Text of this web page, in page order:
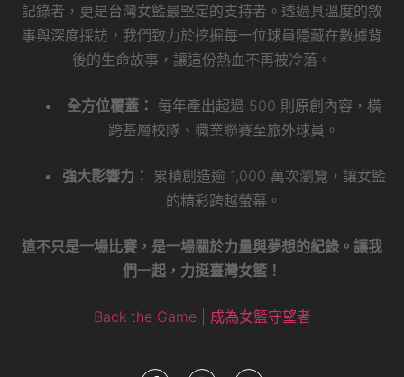
記錄者，更是台灣女籃最堅定的支持者。透過具溫度的敘
事與深度採訪，我們致力於挖掘每一位球員隱藏在數據背
後的生命故事，讓這份熱血不再被冷落。
全方位覆蓋： 每年產出超過 500 則原創內容，橫
跨基層校隊、職業聯賽至旅外球員。
強大影響力：
累積創造逾 1,000 萬次瀏覽，讓女籃
的精彩跨越螢幕。
這不只是一場比賽，是一場關於力量與夢想的紀錄。讓我
們一起，力挺臺灣女籃！
Back the Game | 成為女籃守望者